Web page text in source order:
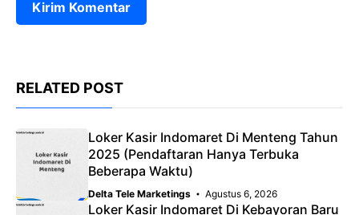
RELATED POST
Loker Kasir Indomaret Di Menteng Tahun
2025 (Pendaftaran Hanya Terbuka
Beberapa Waktu)
Delta Tele Marketings Agustus 6, 2026
Loker Kasir Indomaret Di Kebayoran Baru